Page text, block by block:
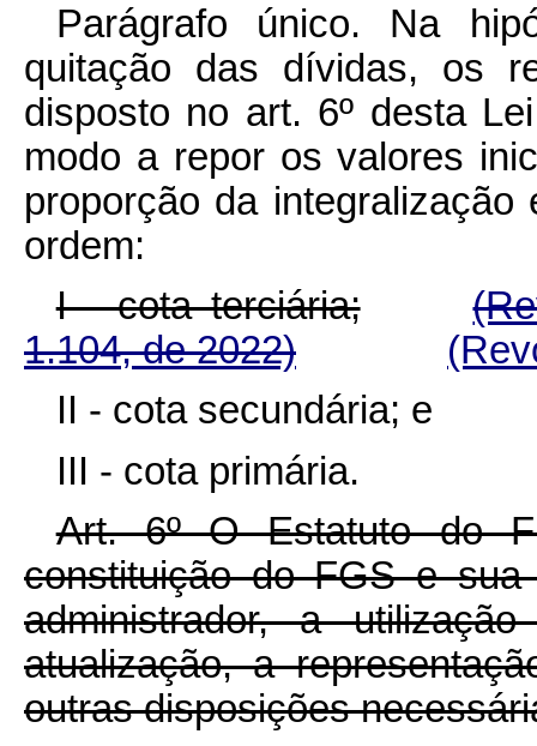
Parágrafo único. Na
quitação das dívidas, os
disposto no art. 6º desta
modo a repor os valores
proporção da
ordem:
I - cota terciária;
1.104, de 2022)
II - cota secundária; e
III - cota primária.
Art. 6º O Estatuto do
constituição do FGS e sua
administrador, a
atualização, a
outras disposições